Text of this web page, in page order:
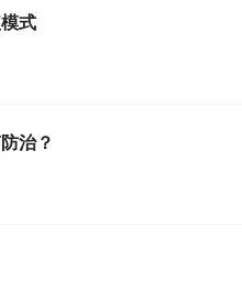
式
治？